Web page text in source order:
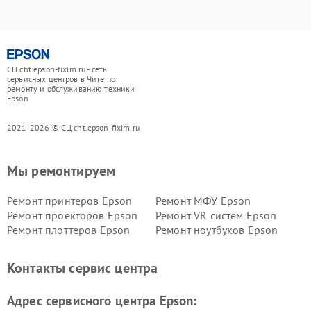
СЦ cht.epson-fixim.ru - сеть
сервисных центров в Чите по
ремонту и обслуживанию техники
Epson
2021-2026 © СЦ cht.epson-fixim.ru
Мы ремонтируем
Ремонт принтеров Epson
Ремонт МФУ Epson
Ремонт проекторов Epson
Ремонт VR систем Epson
Ремонт плоттеров Epson
Ремонт ноутбуков Epson
Контакты сервис центра
Адрес сервисного центра Epson: